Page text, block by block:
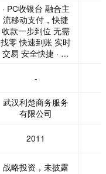
· PC收银台 融合主
流移动支付，快捷
收款一步到位 无需
找零 快速到账 实时
交易 安全快捷 · 意
即可 实时到账 方便
快捷 · 智能云数据
整合庞大会员数
平台 高效管理 智慧
促流
-
武汉利楚商务服务
有限公司
2011
战略投资，未披露